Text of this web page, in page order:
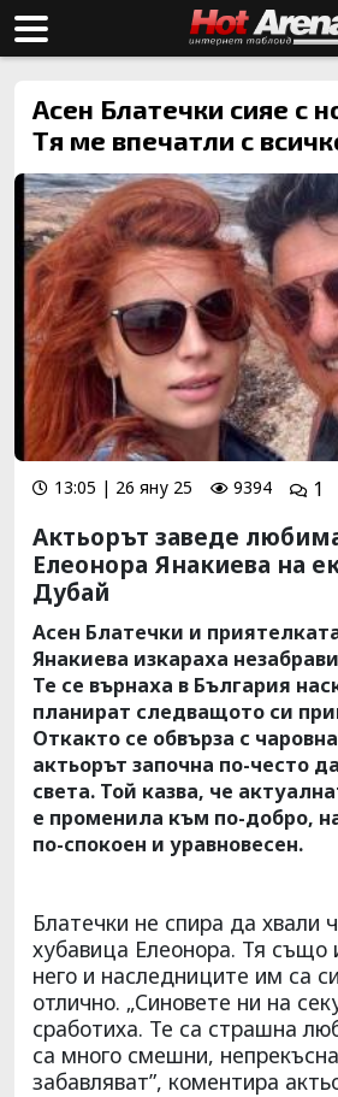
Асен Блатечки сияе с
Тя ме впечатли с
13:05 | 26 яну 25 9394 1
Актьорът заведе
Елеонора Янакиева на
Дубай
Асен Блатечки и
Янакиева изкараха
Te се върнаха в България
планират следващото си
Откакто се обвърза с
актьорът започна по-често
света. Той казва, че
е променила към по-добро,
по-спокоен и уравновесен.
Блатечки не спира да хвали
хубавица Елеонора. Тя също
него и наследниците им са
отлично. „Синовете ни на
сработиха. Те са страшна
са много смешни,
забавляват”, коментира